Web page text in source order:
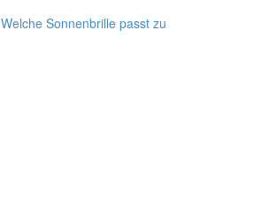
Welche Sonnenbrille passt zu